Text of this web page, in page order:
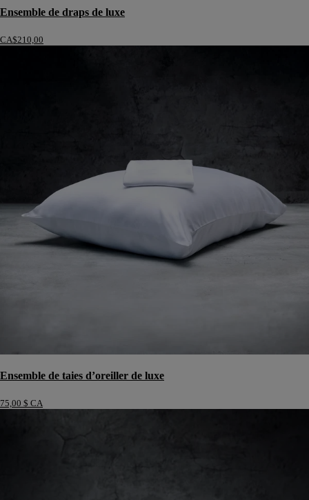
Ensemble de draps de luxe
CA$210,00
Ensemble de taies d’oreiller de luxe
75,00 $ CA